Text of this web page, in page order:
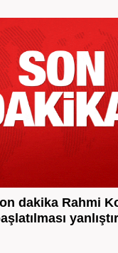
dakika Rahmi
yanlıştır